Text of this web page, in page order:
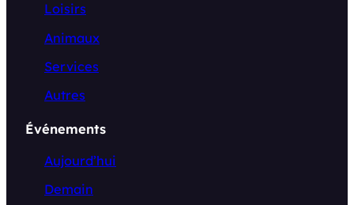
Loisirs
Animaux
Services
Autres
Événements
Aujourd’hui
Demain